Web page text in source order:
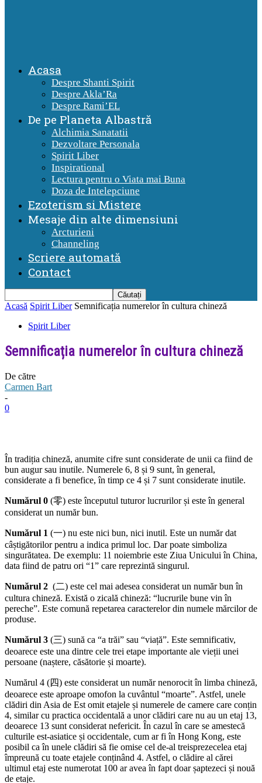
Acasa
Despre Shanti Spirit
Despre Akla’Ra
Despre Rami’EL
De pe Planeta Albastră
Alchimia Sanatatii
Dezvoltare Personala
Spirit Liber
Inspirational
Lectura pentru o Viata mai Buna
Doza de Intelepciune
Ezoterism si Mistere
Mesaje din alte dimensiuni
Arcturieni
Channeling
Scriere automată
Contact
Acasă Spirit Liber Semnificația numerelor în cultura chineză
Spirit Liber
Semnificația numerelor în cultura chineză
De către
Carmen Bart
-
0
În tradiția chineză, anumite cifre sunt considerate de unii ca fiind de
bun augur sau inutile. Numerele 6, 8 și 9 sunt, în general,
considerate a fi benefice, în timp ce 4 și 7 sunt considerate inutile.
Numărul 0 (零) este începutul tuturor lucrurilor și este în general
considerat un număr bun.
Numărul 1 (一) nu este nici bun, nici inutil. Este un număr dat
câștigătorilor pentru a indica primul loc. Dar poate simboliza
singurătatea. De exemplu: 11 noiembrie este Ziua Unicului în China,
data fiind de patru ori “1” care reprezintă singurul.
Numărul 2 (二) este cel mai adesea considerat un număr bun în
cultura chineză. Există o zicală chineză: “lucrurile bune vin în
pereche”. Este comună repetarea caracterelor din numele mărcilor de
produse.
Numărul 3 (三) sună ca “a trăi” sau “viață”. Este semnificativ,
deoarece este una dintre cele trei etape importante ale vieții unei
persoane (naștere, căsătorie și moarte).
Numărul 4 (四) este considerat un număr nenorocit în limba chineză,
deoarece este aproape omofon la cuvântul “moarte”. Astfel, unele
clădiri din Asia de Est omit etajele și numerele de camere care conțin
4, similar cu practica occidentală a unor clădiri care nu au un etaj 13,
deoarece 13 sunt considerat nefericit. În cazul în care se amestecă
culturile est-asiatice și occidentale, cum ar fi în Hong Kong, este
posibil ca în unele clădiri să fie omise cel de-al treisprezecelea etaj
împreună cu toate etajele conținând 4. Astfel, o clădire al cărei
ultimul etaj este numerotat 100 ar avea în fapt doar șaptezeci și nouă
de etaje.